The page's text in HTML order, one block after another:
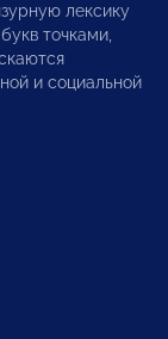
лексику
точками,
и социальной